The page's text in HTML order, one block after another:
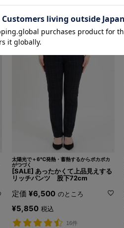
太陽光で＋6℃発熱・蓄熱するからポカポカ
がつづく
[SALE] あったかくて上品見えする
リッチパンツ 股下72cm
定価 ¥6,500 のところ
¥5,850 税込
16件